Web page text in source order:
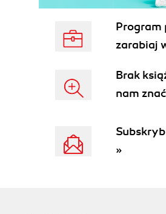
GitHub API Rate
Reading Your Rate
Conditional Requests to
Limitations
CORS Support
Summary
2. Gists and the Gist API
Program
zarabiaj
Brak
nam
»